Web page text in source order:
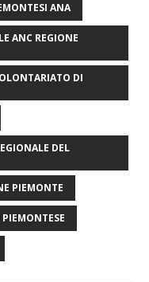
ANA
ANC REGIONE
DI
DEL
PIEMONTE